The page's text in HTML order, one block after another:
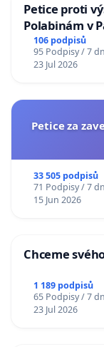
Petice proti
Polabinám v
106 podpisů
95 Podpisy / 7
23 Jul 2026
Petice za
33 505 podpisů
71 Podpisy / 7
15 Jun 2026
Chceme
1 189 podpisů
65 Podpisy / 7
23 Jul 2026